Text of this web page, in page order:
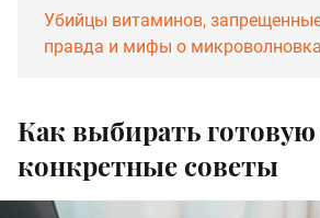
Убийцы витаминов,
правда и мифы о
Как выбирать готовую
конкретные советы